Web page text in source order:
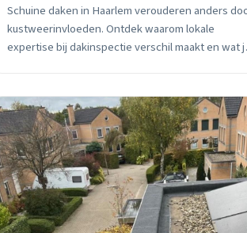
Schuine daken in Haarlem verouderen anders
kustweerinvloeden. Ontdek waarom lokale
expertise bij dakinspectie verschil maakt en wat